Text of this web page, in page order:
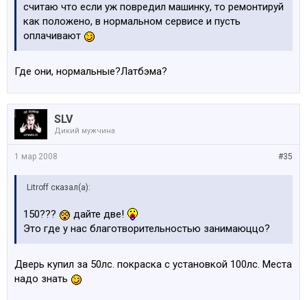
считаю что если уж повредил машинку, то ремонтируй
как положено, в нормальном сервисе и пусть
оплачивают
Где они, нормальные?Латбэма?
SLV
Дикий мужчина
#35
1 мар 2008
Litroff сказал(а):
150???
дайте две!
Это где у нас благотворительностью занимаюццо?
Дверь купил за 50лс. покраска с установкой 100лс. Места
надо знать